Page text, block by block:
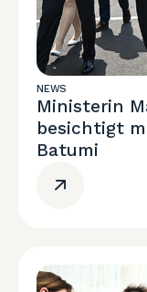
NEWS
Ministerin
besichtigt
Batumi